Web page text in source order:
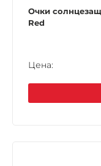
Очки
Red
Цена: